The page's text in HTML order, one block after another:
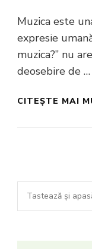
Muzica este
expresie
muzica?” nu
deosebire de …
CITEȘTE MAI
Cauți
ceva?